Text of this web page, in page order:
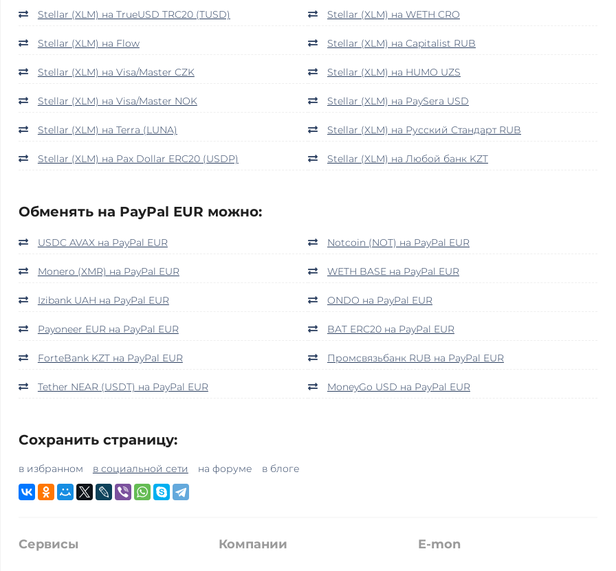
Stellar (XLM) на TrueUSD TRC20 (TUSD) Stellar (XLM) на WETH CRO
Stellar (XLM) на Flow Stellar (XLM) на Capitalist RUB
Stellar (XLM) на Visa/Master CZK Stellar (XLM) на HUMO UZS
Stellar (XLM) на Visa/Master NOK Stellar (XLM) на PaySera USD
Stellar (XLM) на Terra (LUNA) Stellar (XLM) на Русский Стандарт RUB
Stellar (XLM) на Pax Dollar ERC20 (USDP) Stellar (XLM) на Любой банк KZT
Обменять на PayPal EUR можно:
USDC AVAX на PayPal EUR Notcoin (NOT) на PayPal EUR
Monero (XMR) на PayPal EUR WETH BASE на PayPal EUR
Izibank UAH на PayPal EUR ONDO на PayPal EUR
Payoneer EUR на PayPal EUR BAT ERC20 на PayPal EUR
ForteBank KZT на PayPal EUR Промсвязьбанк RUB на PayPal EUR
Tether NEAR (USDT) на PayPal EUR MoneyGo USD на PayPal EUR
Сохранить страницу:
в избранном в социальной сети на форуме в блоге
Сервисы Компании E-mon